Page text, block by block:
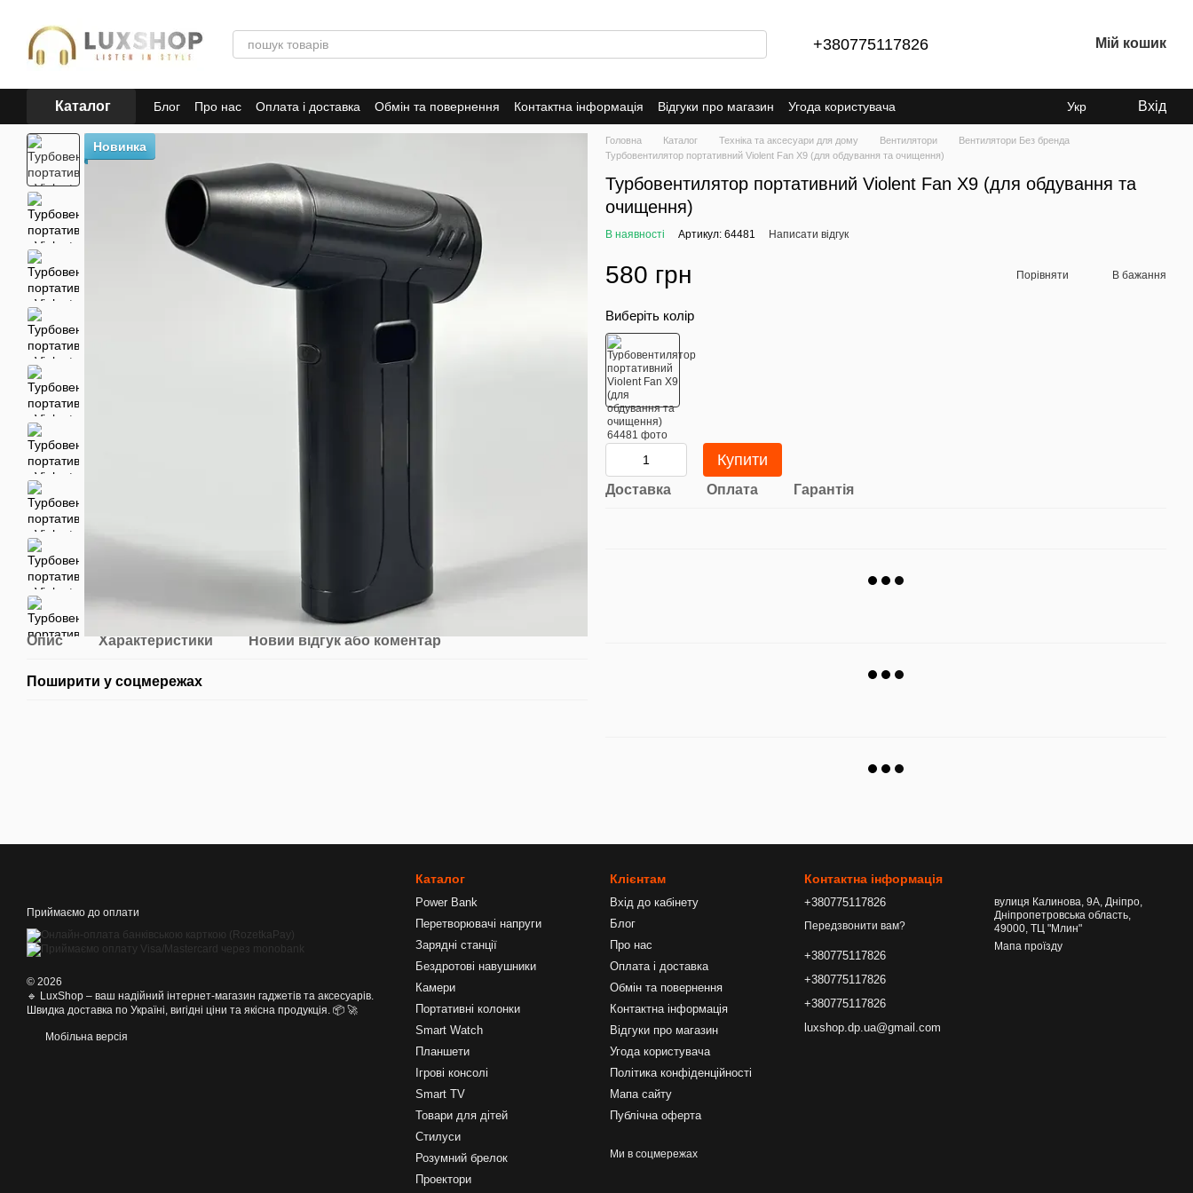
+380775117826 Мій кошик
Каталог Блог Про нас Оплата і доставка Обмін та повернення Контактна інформація Відгуки про магазин
Угода користувача
Політика конфіденційності
Публічна оферта
Укр Вхід
Новинка
Опис Характеристики Новий відгук або коментар
Поширити у соцмережах
Головна Каталог Техніка та аксесуари для дому Вентилятори
Вентилятори Без бренда
Турбовентилятор портативний Violent Fan X9 (для обдування та очищення)
Турбовентилятор портативний Violent Fan X9 (для обдування та
очищення)
В наявності Артикул: 64481 Написати відгук
580 грн Порівняти В бажання
Виберіть колір
Купити
Доставка Оплата Гарантія
Приймаємо до оплати
© 2026
🔹 LuxShop – ваш надійний інтернет-магазин гаджетів та аксесуарів.
Швидка доставка по Україні, вигідні ціни та якісна продукція. 📦 🚀
Мобільна версія
Каталог
Power Bank
Перетворювачі напруги
Зарядні станції
Бездротові навушники
Камери
Портативні колонки
Smart Watch
Планшети
Ігрові консолі
Smart TV
Товари для дітей
Стилуси
Розумний брелок
Проектори
Клієнтам
Вхід до кабінету
Блог
Про нас
Оплата і доставка
Обмін та повернення
Контактна інформація
Відгуки про магазин
Угода користувача
Політика конфіденційності
Мапа сайту
Публічна оферта
Ми в соцмережах
Контактна інформація
+380775117826
Передзвонити вам?
+380775117826
+380775117826
+380775117826
luxshop.dp.ua@gmail.com
вулиця Калинова, 9А, Дніпро,
Дніпропетровська область,
49000, ТЦ "Млин"
Мапа проїзду